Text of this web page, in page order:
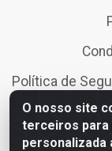
O nosso site
terceiros para
personalizada
Política de
Política de